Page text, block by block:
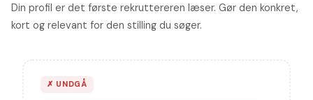
Din profil er det første rekruttereren læser. Gør den konkret,
kort og relevant for den stilling du søger.
✗ UNDGÅ